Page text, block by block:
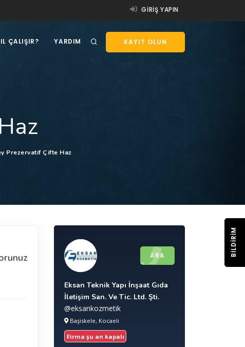
GIRIŞ YAPIN
KAYIT OLUN
ÇALIŞIR? YARDIM
Prezervatif Çifte Haz
ARA
Eksan Teknik Yapı İnşaat Gıda
İletişim San. Ve Tic. Ltd. Şti.
@eksankozmetik
Başiskele, Kocaeli
Firma şu an kapalı
BILDIRIM